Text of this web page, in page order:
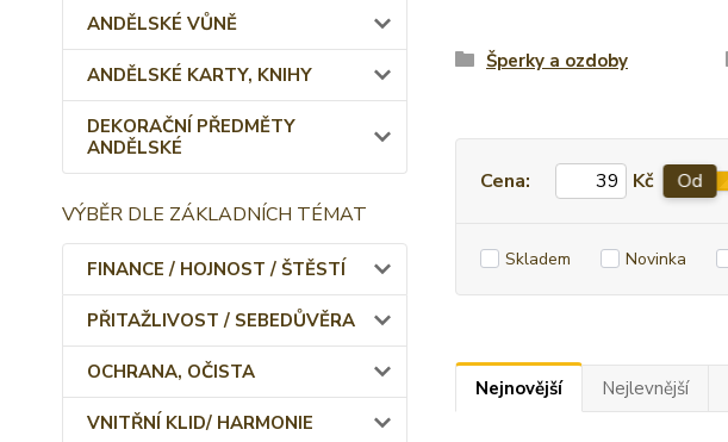
ANDĚLSKÉ VŮNĚ
ANDĚLSKÉ KARTY, KNIHY
DEKORAČNÍ PŘEDMĚTY
ANDĚLSKÉ
VÝBĚR DLE ZÁKLADNÍCH TÉMAT
FINANCE / HOJNOST / ŠTĚSTÍ
PŘITAŽLIVOST / SEBEDŮVĚRA
OCHRANA, OČISTA
VNITŘNÍ KLID/ HARMONIE
Šperky a ozdoby
Cena: Kč Od
Skladem Novinka
Nejnovější Nejlevnější